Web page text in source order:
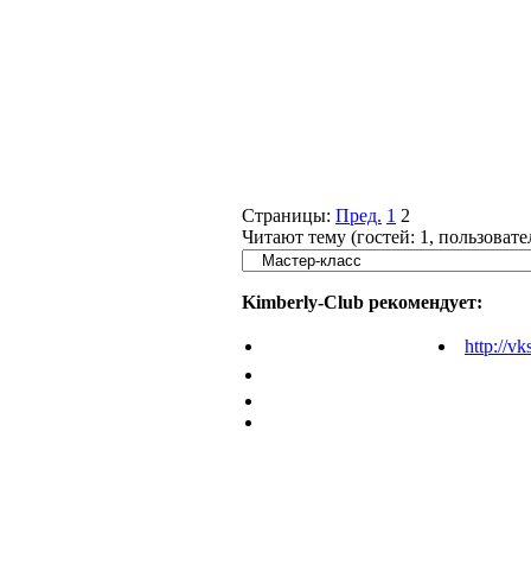
Страницы: Пред. 1 2
Читают тему (гостей: 1 ,
Kimberly-Club рекомендует:
http://